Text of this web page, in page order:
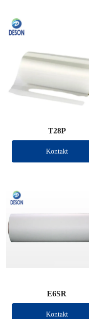
T28P
Kontakt
E6SR
Kontakt